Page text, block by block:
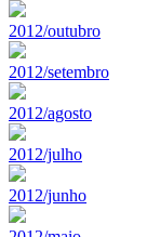
2012/outubro
2012/setembro
2012/agosto
2012/julho
2012/junho